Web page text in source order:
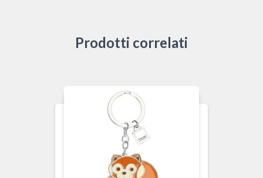
Prodotti correlati